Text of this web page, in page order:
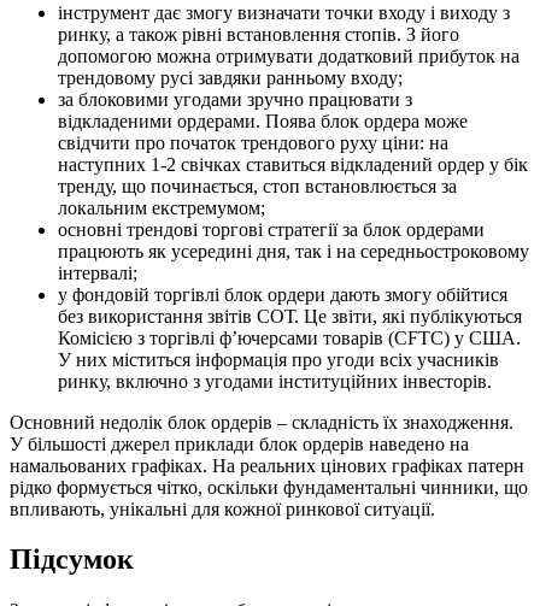
інструмент дає змогу визначати точки входу і виходу з
ринку, а також рівні встановлення стопів. З його
допомогою можна отримувати додатковий прибуток на
трендовому русі завдяки ранньому входу;
за блоковими угодами зручно працювати з
відкладеними ордерами. Поява блок ордера може
свідчити про початок трендового руху ціни: на
наступних 1-2 свічках ставиться відкладений ордер у бік
тренду, що починається, стоп встановлюється за
локальним екстремумом;
основні трендові торгові стратегії за блок ордерами
працюють як усередині дня, так і на середньостроковому
інтервалі;
у фондовій торгівлі блок ордери дають змогу обійтися
без використання звітів СОТ. Це звіти, які публікуються
Комісією з торгівлі ф’ючерсами товарів (CFTC) у США.
У них міститься інформація про угоди всіх учасників
ринку, включно з угодами інституційних інвесторів.
Основний недолік блок ордерів – складність їх знаходження.
У більшості джерел приклади блок ордерів наведено на
намальованих графіках. На реальних цінових графіках патерн
рідко формується чітко, оскільки фундаментальні чинники, що
впливають, унікальні для кожної ринкової ситуації.
Підсумок